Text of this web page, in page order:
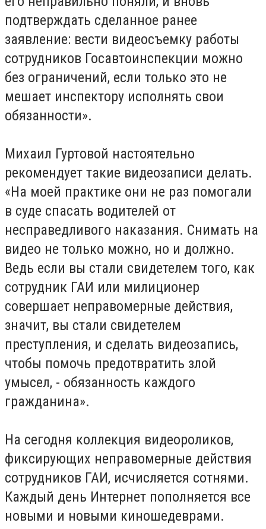
подтверждать сделанное ранее
заявление: вести видеосъемку работы
сотрудников Госавтоинспекции можно
без ограничений, если только это не
мешает инспектору исполнять свои
обязанности».
Михаил Гуртовой настоятельно
рекомендует такие видеозаписи делать.
«На моей практике они не раз помогали
в суде спасать водителей от
несправедливого наказания. Снимать на
видео не только можно, но и должно.
Ведь если вы стали свидетелем того, как
сотрудник ГАИ или милиционер
совершает неправомерные действия,
значит, вы стали свидетелем
преступления, и сделать видеозапись,
чтобы помочь предотвратить злой
умысел, - обязанность каждого
гражданина».
На сегодня коллекция видеороликов,
фиксирующих неправомерные действия
сотрудников ГАИ, исчисляется сотнями.
Каждый день Интернет пополняется все
новыми и новыми киношедеврами.